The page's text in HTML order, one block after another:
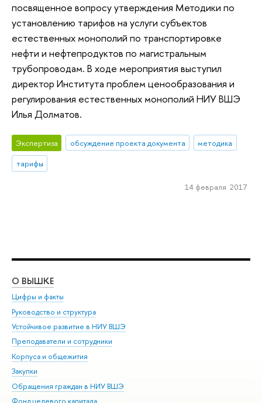
посвященное вопросу утверждения Методики по
установлению тарифов на услуги субъектов
естественных монополий по транспортировке
нефти и нефтепродуктов по магистральным
трубопроводам. В ходе мероприятия выступил
директор Института проблем ценообразования и
регулирования естественных монополий НИУ ВШЭ
Илья Долматов.
Экспертиза обсуждение проекта документа
методика
тарифы
14 февраля 2017
О ВЫШКЕ
Цифры и факты
Руководство и структура
Устойчивое развитие в НИУ ВШЭ
Преподаватели и сотрудники
Корпуса и общежития
Закупки
Обращения граждан в НИУ ВШЭ
Фонд целевого капитала